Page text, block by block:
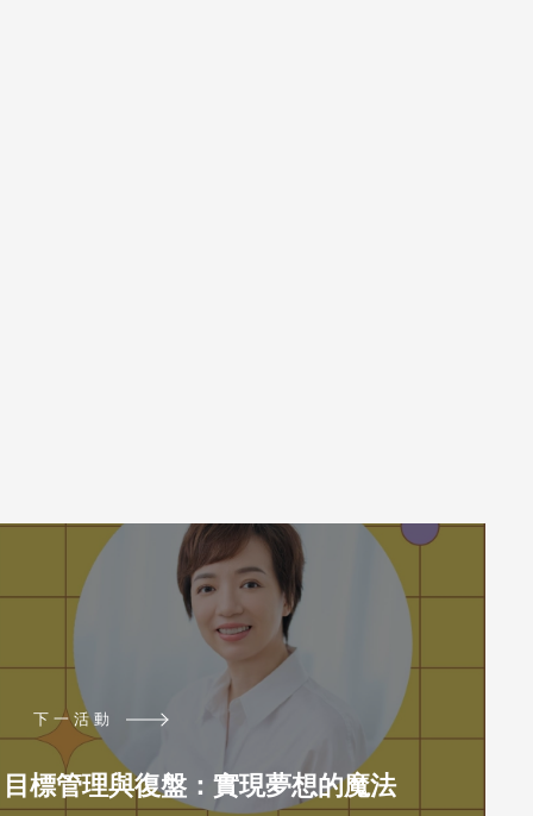
下一活動
標管理與復盤：實現夢想的魔法